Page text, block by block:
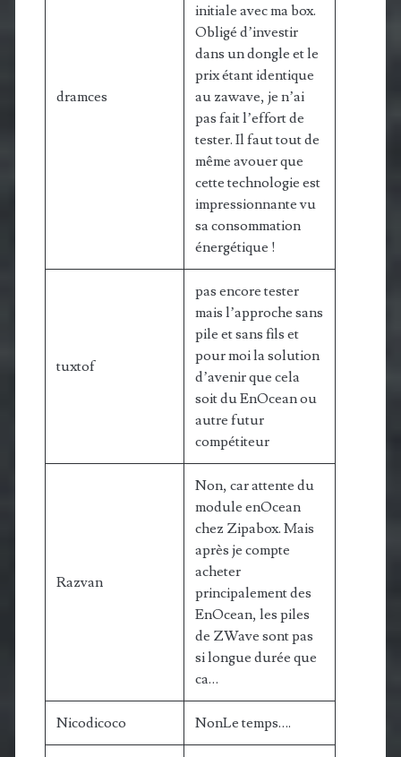
dramces
initiale avec ma box.
Obligé d’investir
dans un dongle et le
prix étant identique
au zawave, je n’ai
pas fait l’effort de
tester. Il faut tout de
même avouer que
cette technologie est
impressionnante vu
sa consommation
énergétique !
tuxtof
pas encore tester
mais l’approche sans
pile et sans fils et
pour moi la solution
d’avenir que cela
soit du EnOcean ou
autre futur
compétiteur
Razvan
Non, car attente du
module enOcean
chez Zipabox. Mais
après je compte
acheter
principalement des
EnOcean, les piles
de ZWave sont pas
si longue durée que
ca…
Nicodicoco NonLe temps….